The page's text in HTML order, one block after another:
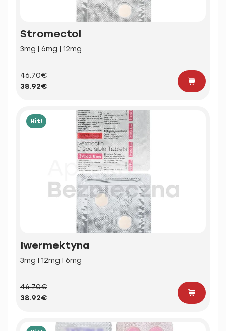
Stromectol
3mg | 6mg | 12mg
46.70€
38.92€
Hit!
Iwermektyna
3mg | 12mg | 6mg
46.70€
38.92€